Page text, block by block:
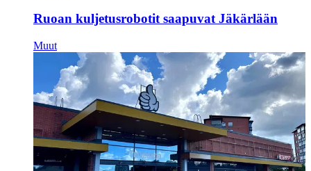
Ruoan kuljetusrobotit saapuvat Jäkärlään
Muut